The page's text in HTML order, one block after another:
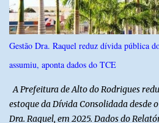
humorista. Durante o atendimento
diagnosticado com “bico de
acordo com ele, os laudos médicos já
equipe responsável, que acompanha
afirmou ainda que está passando por
revelou ...
Gestão Dra. Raquel reduz dívida pública
assumiu, aponta dados do TCE
A Prefeitura de Alto do Rodrigues
estoque da Dívida Consolidada desde
Dra. Raquel, em 2025. Dados do